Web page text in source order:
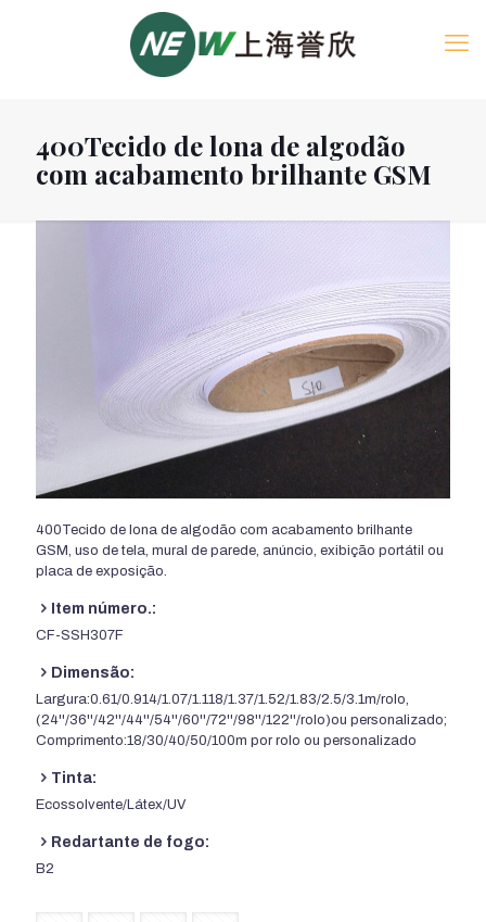
400Tecido de lona de algodão
com acabamento brilhante GSM
400Tecido de lona de algodão com acabamento brilhante
GSM, uso de tela, mural de parede, anúncio, exibição portátil ou
placa de exposição.
Item número.:
CF-SSH307F
Dimensão:
Largura:0.61/0.914/1.07/1.118/1.37/1.52/1.83/2.5/3.1m/rolo,
(24''/36''/42''/44''/54''/60''/72''/98''/122''/rolo)ou personalizado;
Comprimento:18/30/40/50/100m por rolo ou personalizado
Tinta:
Ecossolvente/Látex/UV
Redartante de fogo:
B2